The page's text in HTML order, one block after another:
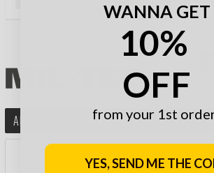
ARVOSTELE TÄMÄ TUOTE
WANNA GET
10%
OFF
from your 1st
YES, SEND ME THE